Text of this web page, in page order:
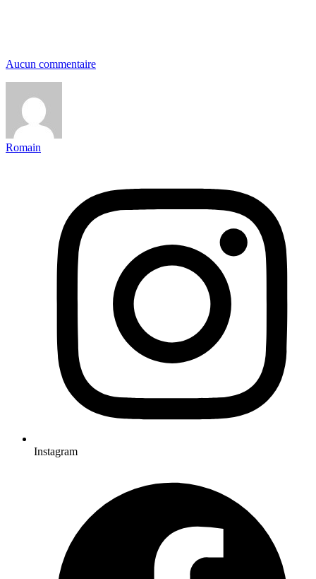
Aucun commentaire
Romain
Instagram